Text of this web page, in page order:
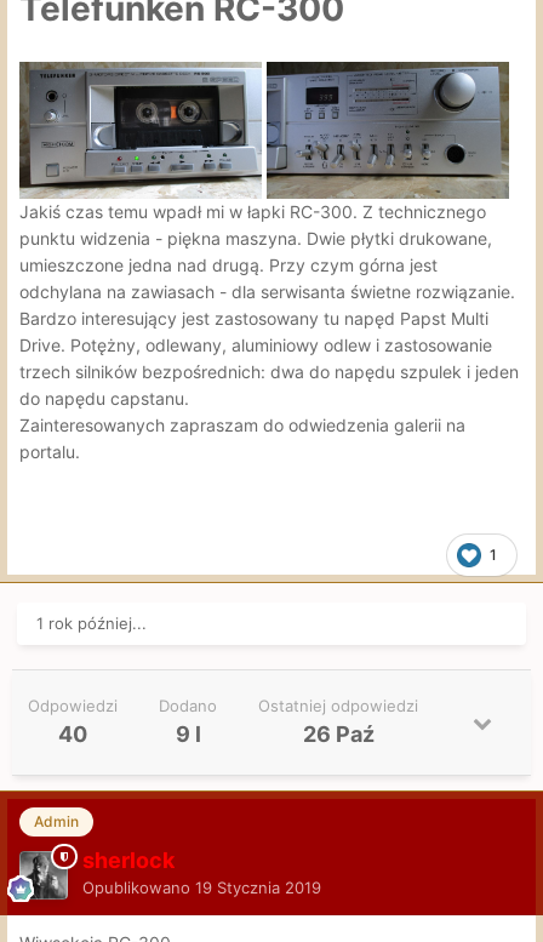
Telefunken RC-300
Jakiś czas temu wpadł mi w łapki RC-300. Z technicznego
punktu widzenia - piękna maszyna. Dwie płytki drukowane,
umieszczone jedna nad drugą. Przy czym górna jest
odchylana na zawiasach - dla serwisanta świetne rozwiązanie.
Bardzo interesujący jest zastosowany tu napęd Papst Multi
Drive. Potężny, odlewany, aluminiowy odlew i zastosowanie
trzech silników bezpośrednich: dwa do napędu szpulek i jeden
do napędu capstanu.
Zainteresowanych zapraszam do odwiedzenia galerii na
portalu.
1
1 rok później...
Odpowiedzi
40
Dodano
9 l
Ostatniej odpowiedzi
26 Paź
Admin
sherlock
Opublikowano 19 Stycznia 2019